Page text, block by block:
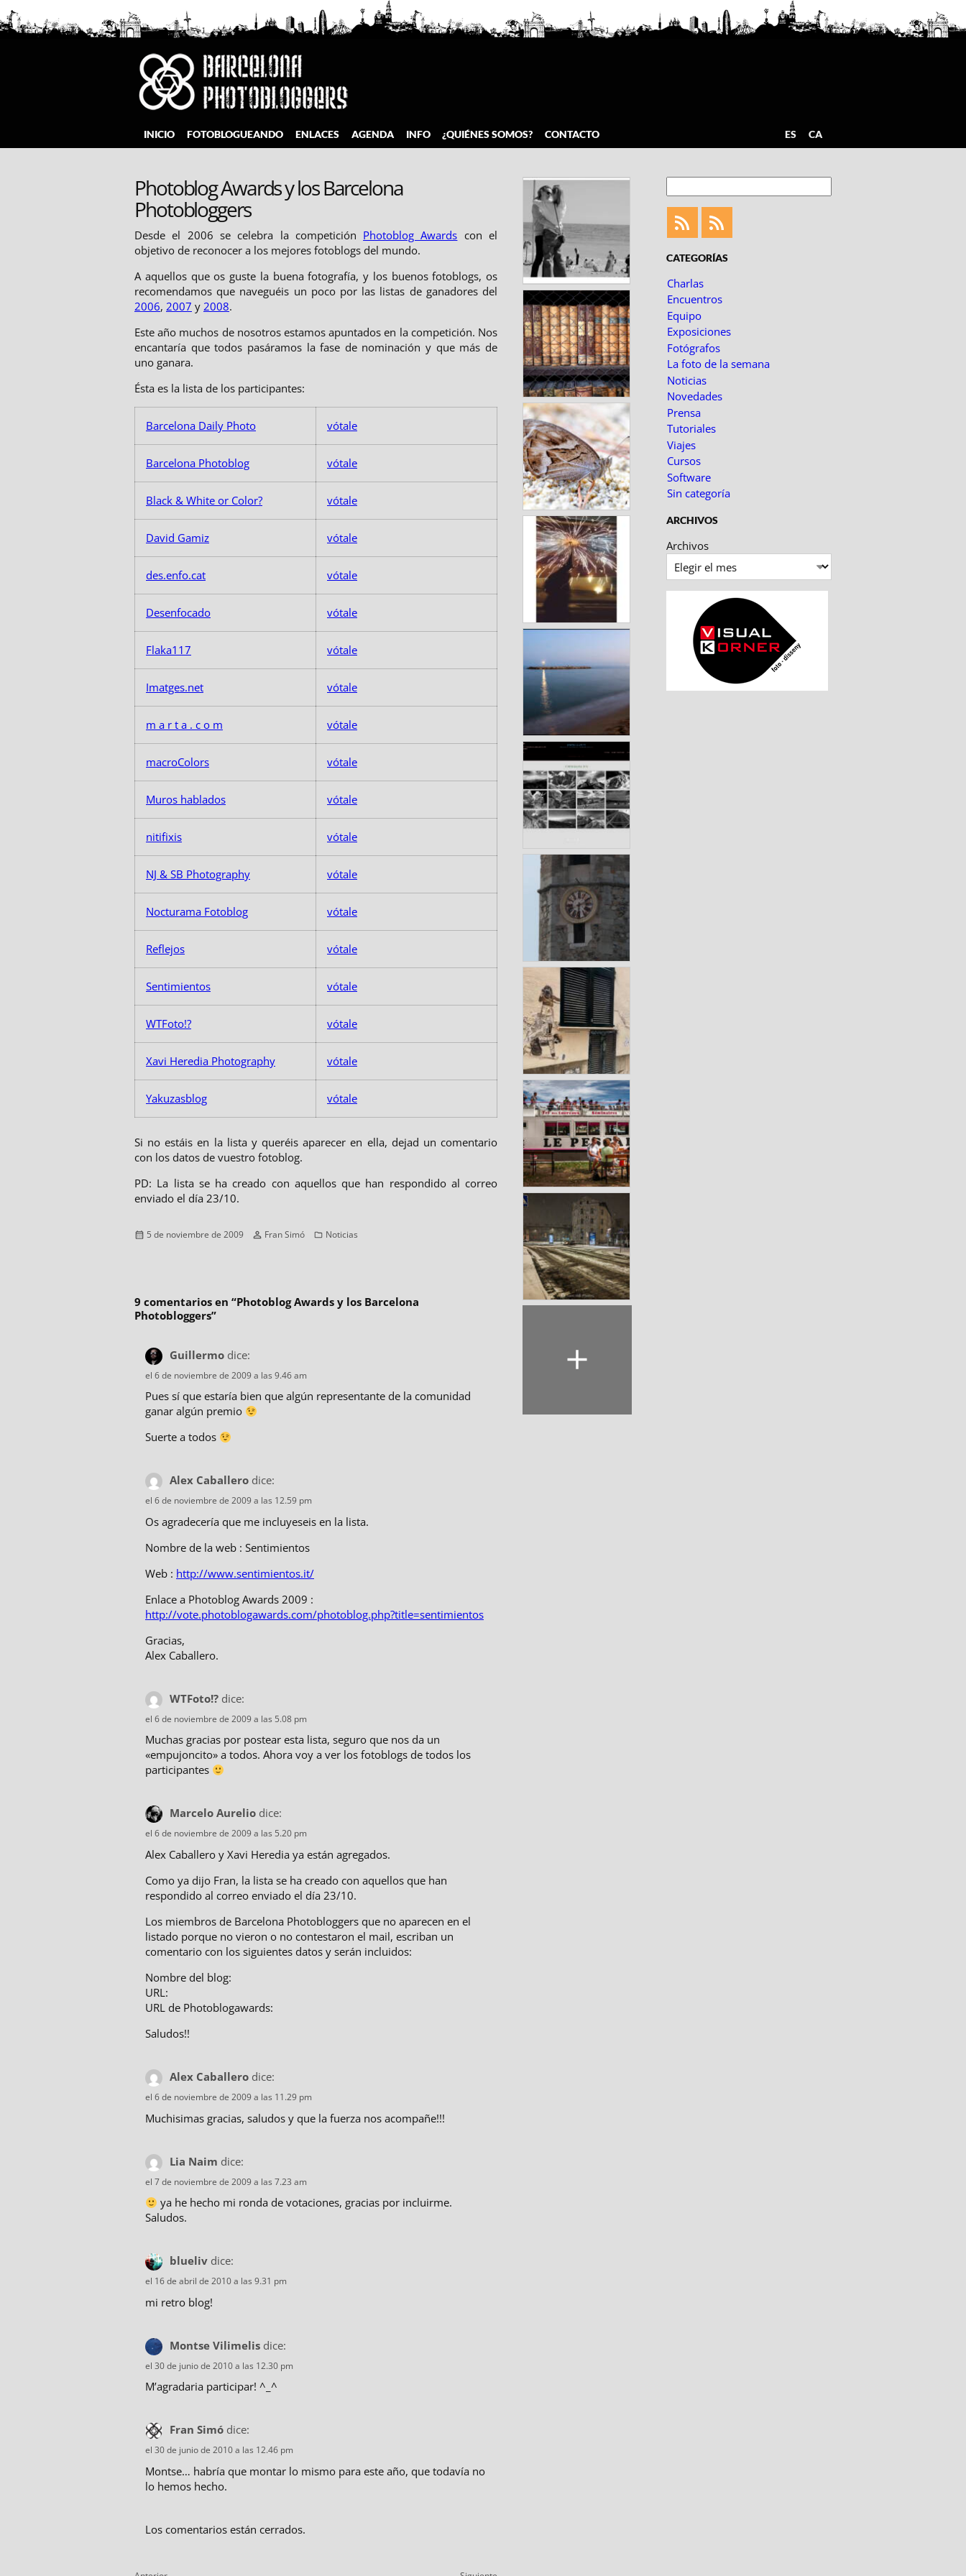
Saltar
al
contenido
INICIO FOTOBLOGUEANDO ENLACES AGENDA INFO ¿QUIÉNES SOMOS? CONTACTO ES CA
Photoblog Awards y los Barcelona
Photobloggers
Desde el 2006 se celebra la competición Photoblog Awards con el
objetivo de reconocer a los mejores fotoblogs del mundo.
A aquellos que os guste la buena fotografía, y los buenos fotoblogs, os
recomendamos que naveguéis un poco por las listas de ganadores del
2006, 2007 y 2008.
Este año muchos de nosotros estamos apuntados en la competición. Nos
encantaría que todos pasáramos la fase de nominación y que más de
uno ganara.
Ésta es la lista de los participantes:
Barcelona Daily Photo vótale
Barcelona Photoblog vótale
Black & White or Color? vótale
David Gamiz vótale
des.enfo.cat vótale
Desenfocado vótale
Flaka117 vótale
Imatges.net vótale
m a r t a . c o m vótale
macroColors vótale
Muros hablados vótale
nitifixis vótale
NJ & SB Photography vótale
Nocturama Fotoblog vótale
Reflejos vótale
Sentimientos vótale
WTFoto!? vótale
Xavi Heredia Photography vótale
Yakuzasblog vótale
Si no estáis en la lista y queréis aparecer en ella, dejad un comentario
con los datos de vuestro fotoblog.
PD: La lista se ha creado con aquellos que han respondido al correo
enviado el día 23/10.
Publicado
5 de noviembre de 2009 Autor
Fran Simó Categorías
Noticias
9 comentarios en “Photoblog Awards y los Barcelona
Photobloggers”
Guillermo dice:
el 6 de noviembre de 2009 a las 9.46 am
Pues sí que estaría bien que algún representante de la comunidad
ganar algún premio
Suerte a todos
Alex Caballero dice:
el 6 de noviembre de 2009 a las 12.59 pm
Os agradecería que me incluyeseis en la lista.
Nombre de la web : Sentimientos
Web : http://www.sentimientos.it/
Enlace a Photoblog Awards 2009 :
http://vote.photoblogawards.com/photoblog.php?title=sentimientos
Gracias,
Alex Caballero.
WTFoto!? dice:
el 6 de noviembre de 2009 a las 5.08 pm
Muchas gracias por postear esta lista, seguro que nos da un
«empujoncito» a todos. Ahora voy a ver los fotoblogs de todos los
participantes
Marcelo Aurelio dice:
el 6 de noviembre de 2009 a las 5.20 pm
Alex Caballero y Xavi Heredia ya están agregados.
Como ya dijo Fran, la lista se ha creado con aquellos que han
respondido al correo enviado el día 23/10.
Los miembros de Barcelona Photobloggers que no aparecen en el
listado porque no vieron o no contestaron el mail, escriban un
comentario con los siguientes datos y serán incluidos:
Nombre del blog:
URL:
URL de Photoblogawards:
Saludos!!
Alex Caballero dice:
el 6 de noviembre de 2009 a las 11.29 pm
Muchisimas gracias, saludos y que la fuerza nos acompañe!!!
Lia Naim dice:
el 7 de noviembre de 2009 a las 7.23 am
ya he hecho mi ronda de votaciones, gracias por incluirme.
Saludos.
blueliv dice:
el 16 de abril de 2010 a las 9.31 pm
mi retro blog!
Montse Vilimelis dice:
el 30 de junio de 2010 a las 12.30 pm
M’agradaria participar! ^_^
Fran Simó dice:
el 30 de junio de 2010 a las 12.46 pm
Montse… habría que montar lo mismo para este año, que todavía no
lo hemos hecho.
Los comentarios están cerrados.
Feed
Feed
CATEGORÍAS
Charlas
Encuentros
Equipo
Exposiciones
Fotógrafos
La foto de la semana
Noticias
Novedades
Prensa
Tutoriales
Viajes
Cursos
Software
Sin categoría
ARCHIVOS
Archivos